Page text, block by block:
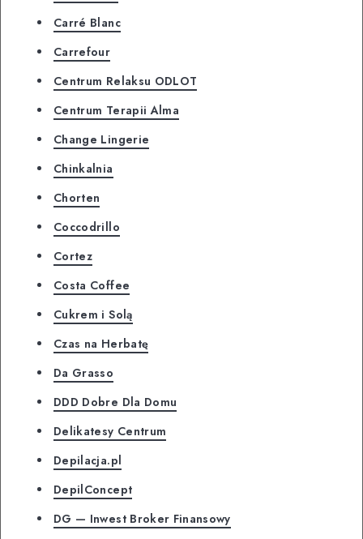
Carré Blanc
Carrefour
Centrum Relaksu ODLOT
Centrum Terapii Alma
Change Lingerie
Chinkalnia
Chorten
Coccodrillo
Cortez
Costa Coffee
Cukrem i Solą
Czas na Herbatę
Da Grasso
DDD Dobre Dla Domu
Delikatesy Centrum
Depilacja.pl
DepilConcept
DG — Inwest Broker Finansowy